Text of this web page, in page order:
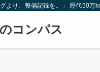
グより、整備記録を。」 歴代50
コンパス